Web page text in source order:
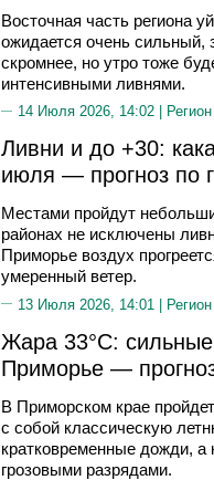
Восточная часть региона
ожидается очень сильный,
скромнее, но утро тоже
интенсивными ливнями.
14 Июля 2026, 14:02 |
Ливни и до +30:
июля — прогноз по
Местами пройдут
районах не исключены
Приморье воздух
умеренный ветер.
13 Июля 2026, 14:01 |
Жара 33°C:
Приморье —
В Приморском крае
с собой классическую
кратковременные дожди, а
грозовыми разрядами.